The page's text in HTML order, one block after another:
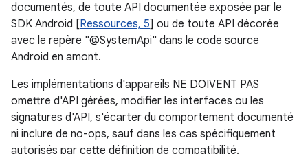
documentés, de toute API documentée exposée par le
SDK Android [Ressources, 5] ou de toute API décorée
avec le repère "@SystemApi" dans le code source
Android en amont.
Les implémentations d'appareils NE DOIVENT PAS
omettre d'API gérées, modifier les interfaces ou les
signatures d'API, s'écarter du comportement documenté
ni inclure de no-ops, sauf dans les cas spécifiquement
autorisés par cette définition de compatibilité.